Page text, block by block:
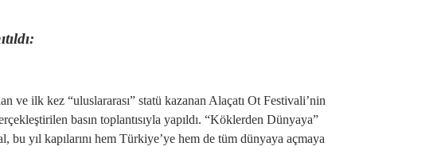
ve ilk kez “uluslararası” statü kazanan Alaçatı Ot Festivali’nin
basın toplantısıyla yapıldı. “Köklerden Dünyaya”
bu yıl kapılarını hem Türkiye’ye hem de tüm dünyaya açmaya